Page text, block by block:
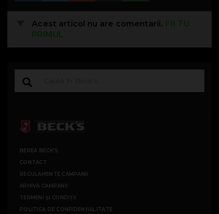
Acest articol nu are comentarii. FII TU
PRIMUL
BEREA BECK'S
CONTACT
REGULAMENTE CAMPANII
ARHIVĂ CAMPANII
TERMENI ȘI CONDIȚII
POLITICA DE CONFIDENȚIALITATE